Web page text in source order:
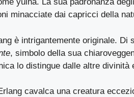
minacciate dai capricci della
è intrigantemente originale. Di
, simbolo della sua
lo distingue dalle altre
cavalca una creatura